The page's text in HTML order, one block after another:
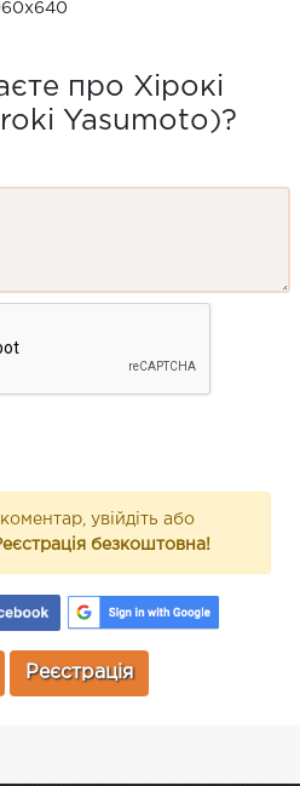
про Хірокі
Yasumoto)?
увійдіть або
безкоштовна!
Реєстрація